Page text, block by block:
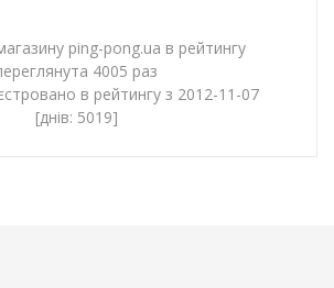
ping-pong.ua в рейтингу
4005 раз
в рейтингу з 2012-11-07
[днів: 5019]